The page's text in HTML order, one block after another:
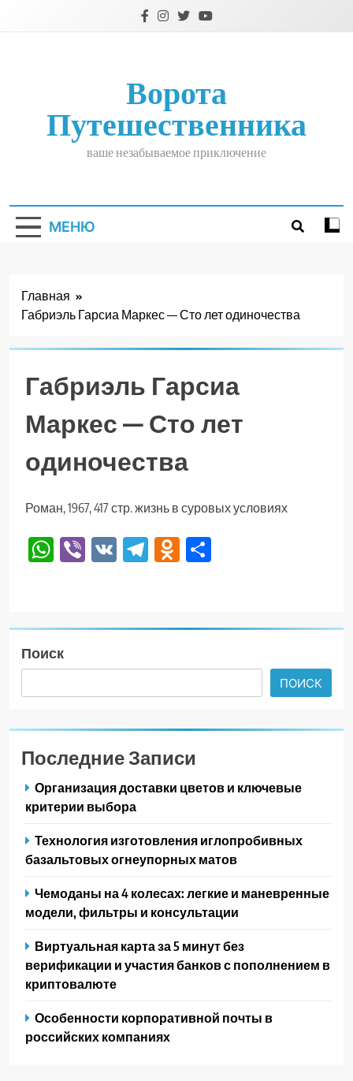
Ворота
Путешественника
ваше незабываемое приключение
МЕНЮ
Главная
Габриэль Гарсиа Маркес — Сто лет одиночества
Габриэль Гарсиа
Маркес — Сто лет
одиночества
Роман, 1967, 417 стр. жизнь в суровых условиях
WhatsApp
Viber
VK TelegramOdnoklassniki
Поиск
ПОИСК
Последние Записи
Организация доставки цветов и ключевые
критерии выбора
Технология изготовления иглопробивных
базальтовых огнеупорных матов
Чемоданы на 4 колесах: легкие и маневренные
модели, фильтры и консультации
Виртуальная карта за 5 минут без
верификации и участия банков с пополнением в
криптовалюте
Особенности корпоративной почты в
российских компаниях